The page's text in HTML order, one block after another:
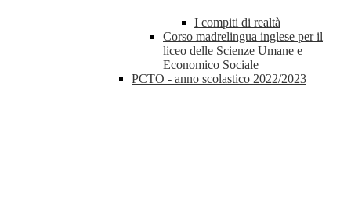
I compiti di realtà
Corso madrelingua inglese per il
liceo delle Scienze Umane e
Economico Sociale
PCTO - anno scolastico 2022/2023